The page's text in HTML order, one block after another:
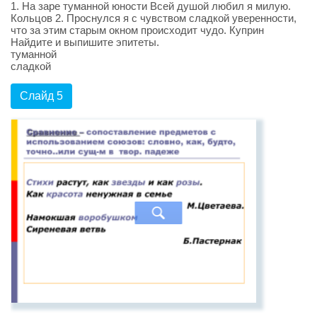
1. На заре туманной юности Всей душой любил я милую.
Кольцов 2. Проснулся я с чувством сладкой уверенности,
что за этим старым окном происходит чудо. Куприн
Найдите и выпишите эпитеты.
туманной
сладкой
Слайд 5